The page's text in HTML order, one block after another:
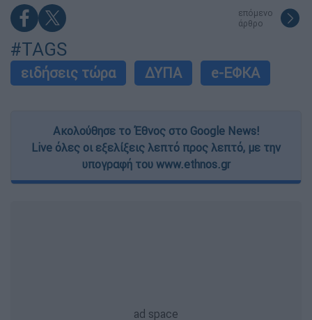
επόμενο
άρθρο
#TAGS
ειδήσεις τώρα ΔΥΠΑ e-ΕΦΚΑ
Ακολούθησε το Έθνος στο Google News!
Live όλες οι εξελίξεις λεπτό προς λεπτό, με την
υπογραφή του www.ethnos.gr